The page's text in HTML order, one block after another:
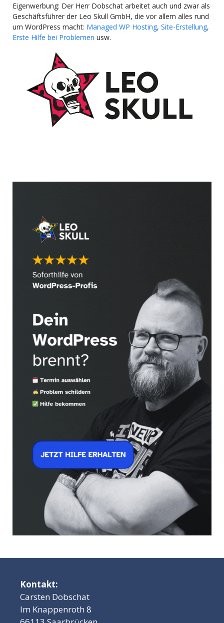
Eigenwerbung: Der Herr Dobschat arbeitet auch und zwar als
Geschäftsführer der Leo Skull GmbH, die vor allem alles rund
um WordPress macht: Managed WP Hosting, Site-Erstellung,
Erste Hilfe bei Problemen usw.
Kontakt:
Carsten Dobschat
Im Knappenroth 8